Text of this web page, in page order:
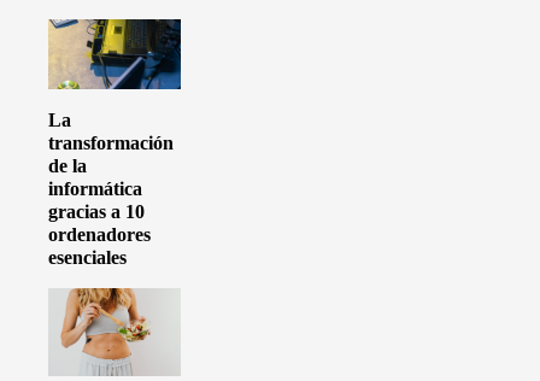
La
transformación
de la
informática
gracias a 10
ordenadores
esenciales